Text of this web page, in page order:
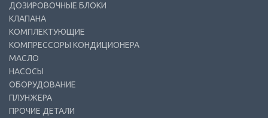
ДОЗИРОВОЧНЫЕ БЛОКИ
КЛАПАНА
КОМПЛЕКТУЮЩИЕ
КОМПРЕССОРЫ КОНДИЦИОНЕРА
МАСЛО
НАСОСЫ
ОБОРУДОВАНИЕ
ПЛУНЖЕРА
ПРОЧИЕ ДЕТАЛИ